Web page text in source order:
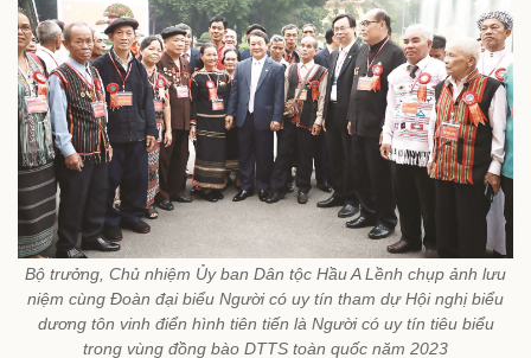
Bộ trưởng, Chủ nhiệm Ủy ban Dân tộc Hầu A Lềnh chụp ảnh lưu
niệm cùng Đoàn đại biểu Người có uy tín tham dự Hội nghị biểu
dương tôn vinh điển hình tiên tiến là Người có uy tín tiêu biểu
trong vùng đồng bào DTTS toàn quốc năm 2023